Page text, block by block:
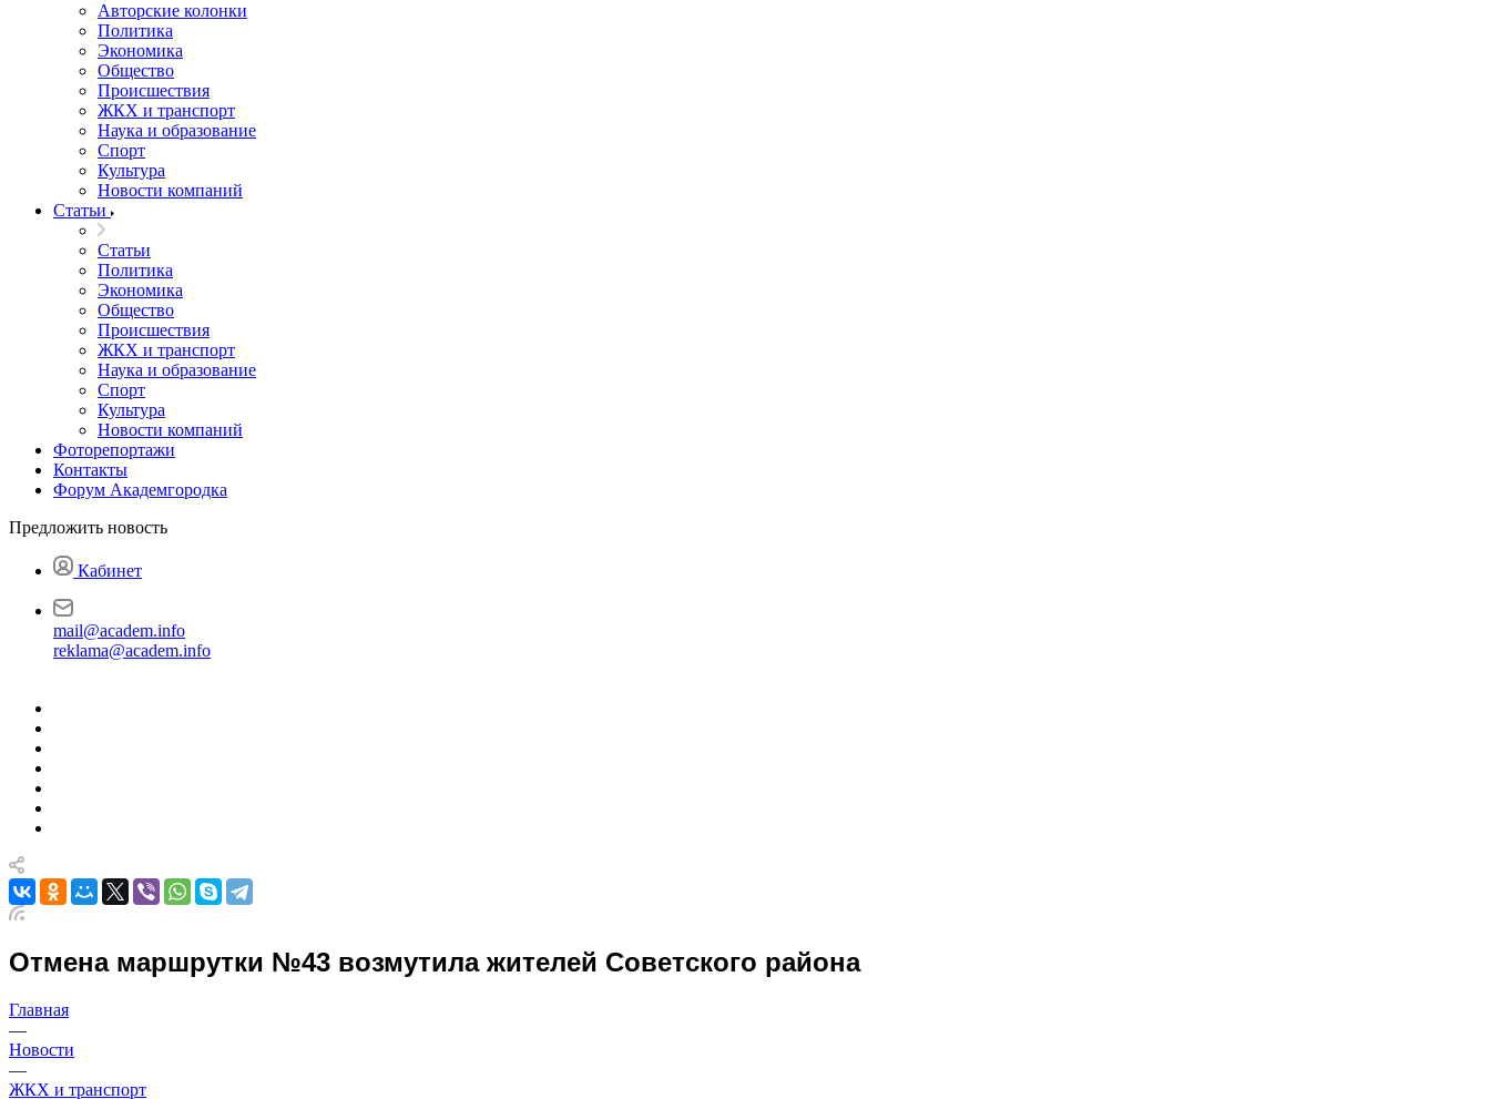
Авторские колонки
Политика
Экономика
Общество
Происшествия
ЖКХ и транспорт
Наука и образование
Спорт
Культура
Новости компаний
Статьи
Статьи
Политика
Экономика
Общество
Происшествия
ЖКХ и транспорт
Наука и образование
Спорт
Культура
Новости компаний
Фоторепортажи
Контакты
Форум Академгородка
Предложить новость
Кабинет
mail@academ.info
reklama@academ.info
Отмена маршрутки №43 возмутила жителей Советского района
Главная
—
Новости
—
ЖКХ и транспорт